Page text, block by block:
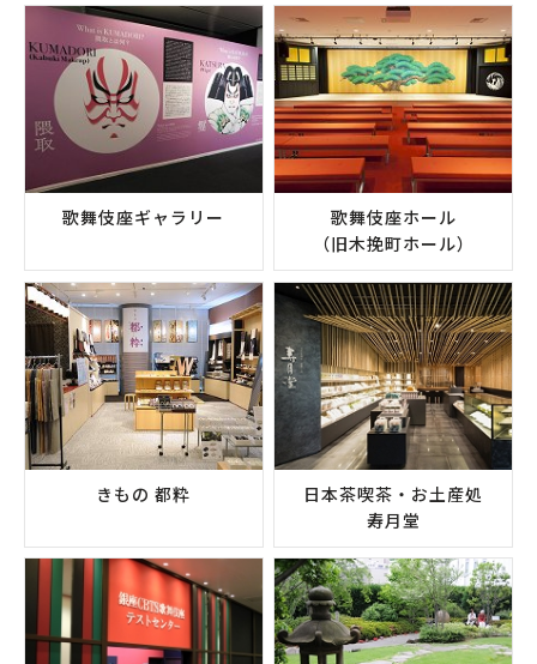
歌舞伎座ギャラリー
歌舞伎座ホール
（旧木挽町ホール）
きもの 都粋
日本茶喫茶・お土産処
寿月堂